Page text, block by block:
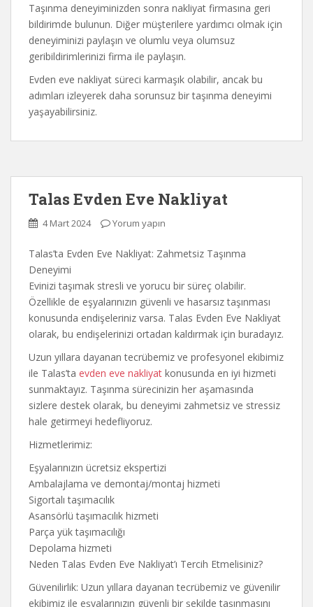
Taşınma deneyiminizden sonra nakliyat firmasına geri
bildirimde bulunun. Diğer müşterilere yardımcı olmak için
deneyiminizi paylaşın ve olumlu veya olumsuz
geribildirimlerinizi firma ile paylaşın.
Evden eve nakliyat süreci karmaşık olabilir, ancak bu
adımları izleyerek daha sorunsuz bir taşınma deneyimi
yaşayabilirsiniz.
Talas Evden Eve Nakliyat
4 Mart 2024 Yorum yapın
Talas’ta Evden Eve Nakliyat: Zahmetsiz Taşınma
Deneyimi
Evinizi taşımak stresli ve yorucu bir süreç olabilir.
Özellikle de eşyalarınızın güvenli ve hasarsız taşınması
konusunda endişeleriniz varsa. Talas Evden Eve Nakliyat
olarak, bu endişelerinizi ortadan kaldırmak için buradayız.
Uzun yıllara dayanan tecrübemiz ve profesyonel ekibimiz
ile Talas’ta evden eve nakliyat konusunda en iyi hizmeti
sunmaktayız. Taşınma sürecinizin her aşamasında
sizlere destek olarak, bu deneyimi zahmetsiz ve stressiz
hale getirmeyi hedefliyoruz.
Hizmetlerimiz:
Eşyalarınızın ücretsiz ekspertizi
Ambalajlama ve demontaj/montaj hizmeti
Sigortalı taşımacılık
Asansörlü taşımacılık hizmeti
Parça yük taşımacılığı
Depolama hizmeti
Neden Talas Evden Eve Nakliyat’ı Tercih Etmelisiniz?
Güvenilirlik: Uzun yıllara dayanan tecrübemiz ve güvenilir
ekibimiz ile eşyalarınızın güvenli bir şekilde taşınmasını